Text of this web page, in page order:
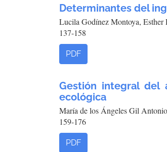
Determinantes del
Lucila Godínez Montoya, Esther
137-158
PDF
Gestión integral del
ecológica
María de los Ángeles Gil
159-176
PDF